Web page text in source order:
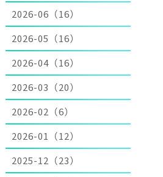
2026-06（16）
2026-05（16）
2026-04（16）
2026-03（20）
2026-02（6）
2026-01（12）
2025-12（23）